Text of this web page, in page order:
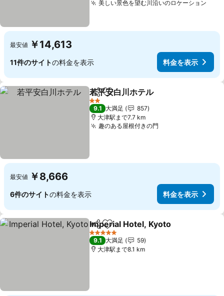
美しい景色を望む川沿いのロケーション
最安値 ￥14,613
11件のサイトの料金を表示 料金を表示
シェアお気に入りに追加
若平安白川ホテル
2 ホテルのランク
9.1 大満足
857
大津駅まで7.7 km
趣のある屋根付きの門
最安値 ￥8,666
6件のサイトの料金を表示 料金を表示
シェアお気に入りに追加
Imperial Hotel, Kyoto
5 ホテルのランク
9.1 大満足
59
大津駅まで8.1 km